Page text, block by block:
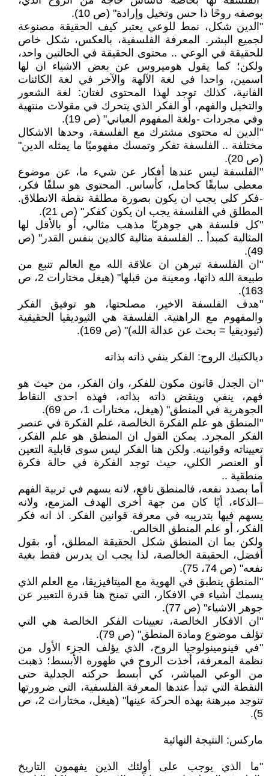
بوصفه روحًا ذا حس وتخيل وإرادة" (ص 10).
"الدين شكل، نمط للوعي يعتبر كيف الحقيقة مصنوعة
لجميع البشر. المعرفة الفلسفية، بالعكس، شكل خاص
للحقيقة في الوعي .. محتوى الحقيقة في الحالتين واحد،
ولكن؛ كما يقول هوميروس عن بعض الاشياء ان لها
اسمين، واحدا في لغة الآلهة والآخر في لغة الكائنات
الفانية، كذلك توجد لهذا المحتوى لغتان: لغة الشعور
والتخيل والفهم، أو الفكر الذي يتحرك في مقولات منتهية
وفي مجردات -ولغة المفهوم العياني" (ص 19).
"الدين له محتوى مشترك مع الفلسفة، وحدها الاشكال
مختلفة .. الفلسفة تفكر وتمسك مفهوميًا ما يمثله الدين"
(ص 20).
"الفلسفة ليس عندها أفكار عن شيء ما، عن موضوع
معطى سابقًا كحامل، كأساس. المحتوى هو سلفًا فكر،
-فكر كلي يجب ان يكون بصورة مطلقة نقطة الانطلاق.
المطلق في الفلسفة يجب ان يكون كفكر" (ص 21).
"كل فلسفة هي جوهريًا مذهب مثالي، أو بالأقل لها
المثالية كمبدأ .. الفلسفة مثالية كالدين بنفس القدر" (ص
49).
"ان الفلسفة تبرهن ان علاقة الله مع العالم تنبع من
طبيعة الله ذاتها، ومعينة من قبلها" (هيغل مختارات 2، ص
163).
"هدف الفلسفة الاخير، مصلحتها، هو توفيق الفكر
والمفهوم مع الراهنية. الفلسفة هي الثيوديقيا الحقيقية
(ثيوديقيا = بحث عن عدالة الله)" (ص 169).
ديالكتيك الروح: الفكر ينفي ذاته بذاته
"ان الجدل قانون مكون للفكر، وان الفكر، من حيث هو
فهم، ينفي وينقض ذاته بذاته، فهذه احدى النقاط
الجوهرية في المنطق" (هيغل، مختارات 1، ص 69).
"المنطق هو علم الفكرة الخالصة، علم الفكرة في عنصر
الفكر المجرد. يمكن القول ان المنطق هو علم الفكر،
تعييناته وقوانينه. ولكن هنا الفكر ليس سوى قابلية التعين
أو العنصر الكلي، حيث توجد الفكرة في حالة فكرة
منطقية ..
أما بصدد نفعه، فالمنطق نافع، لانه يسهم في تربية الفهم
–الذكاء، أيًا كان من جهة أخرى الهدف المزمع، ولانه
يسهم فيها بتدريبه في معرفة قوانين الفكر. اذ انه فكر
الفكر، أو علم المنطق الخالص.
ولكن بما ان المنطق شكل الحقيقة المطلق، أو، بقول
أفضل، الحقيقة الخالصة، لذا يجب ان يدرس فقط بغية
نفعه" (ص 74، 75).
"المنطق ينطبق في الهوية مع الميتافيزيقا، مع العلم الذي
يسمك أشياء في الافكار، التي تمنح هنا قدرة التعبير عن
جوهر الاشياء" (ص 77).
"ان الافكار الخالصة، تعيينات الفكر الخالصة هي التي
تؤلف موضوع ومادة المنطق" (ص 79).
"في فينومينولوجيا الروح، الذي يؤلف الجزء الأول من
نظمة المعرفة، أخذت الروح في ظهوره الأبسط؛ ذهبت
من الوعي المباشر، كي أبسط حركته الجدلية حتى
النقطة التي تبدأ عندها المعرفة الفلسفية، التي ضرورتها
تنوجد مبرهنة بهذه الحركة عينها" (هيغل، مختارات 2، ص
5).
ماركس: النتيجة النهائية
"ما الذي يوجب على أولئك الذين يفهمون التاريخ